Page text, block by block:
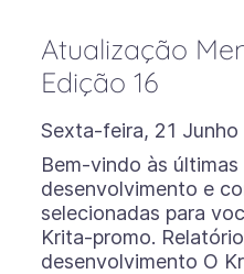
Atualização
Edição 16
Sexta-feira, 21
Bem-vindo às
desenvolvimento e
selecionadas para
Krita-promo.
desenvolvimento O